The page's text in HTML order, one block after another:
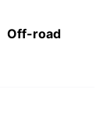
Off-road